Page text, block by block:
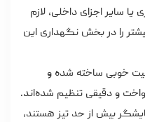
سایر اجزای داخلی، لازم
را در بخش نگهداری این
خوبی ساخته شده و
و دقیقی تنظیم شده‌اند.
بیش از حد تیز هستند،